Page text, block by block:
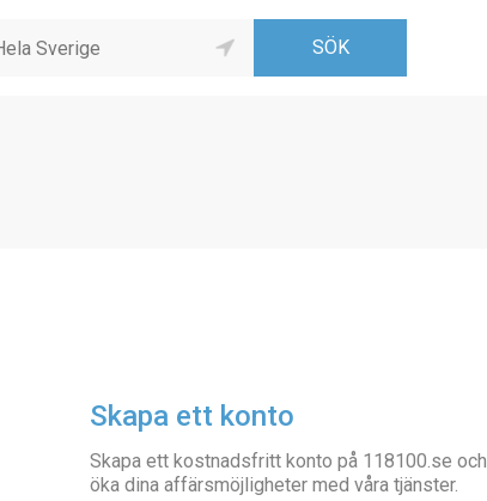
Skapa ett konto
Skapa ett kostnadsfritt konto på 118100.se och
öka dina affärsmöjligheter med våra tjänster.